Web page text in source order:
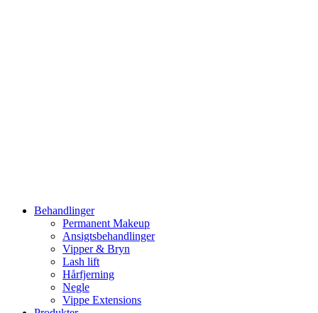
Behandlinger
Permanent Makeup
Ansigtsbehandlinger
Vipper & Bryn
Lash lift
Hårfjerning
Negle
Vippe Extensions